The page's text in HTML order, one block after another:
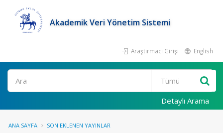
Akademik Veri Yönetim Sistemi
Araştırmacı Girişi English
Ara
Detaylı Arama
ANA SAYFA SON EKLENEN YAYINLAR